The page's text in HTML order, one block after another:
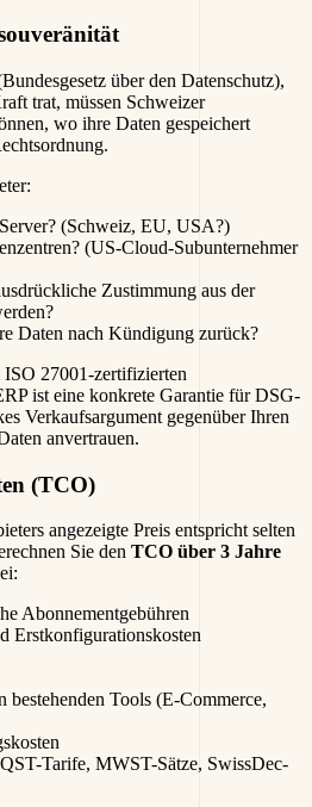
über den Datenschutz),
trat, müssen Schweizer
wo ihre Daten gespeichert
(Schweiz, EU, USA?)
(US-Cloud-Subunternehmer
Zustimmung aus der
Daten nach Kündigung zurück?
27001-zertifizierten
ist eine konkrete Garantie für DSG-
Verkaufsargument gegenüber Ihren
anvertrauen.
(TCO)
angezeigte Preis entspricht selten
Sie den TCO über 3 Jahre
Abonnementgebühren
Erstkonfigurationskosten
bestehenden Tools (E-Commerce,
Tarife, MWST-Sätze, SwissDec-